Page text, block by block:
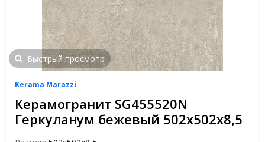
Быстрый просмотр
Kerama Marazzi
Керамогранит SG455520N
Геркуланум бежевый 502х502х8,5